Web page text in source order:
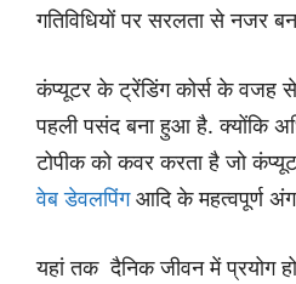
गतिविधियों पर सरलता से नजर
कंप्यूटर के ट्रेंडिंग कोर्स के वजह से
पहली पसंद बना हुआ है. क्योंकि
टोपीक को कवर करता है जो
वेब डेवलपिंगआदि के महत्वपूर्ण
यहां तक दैनिक जीवन में प्रयोग